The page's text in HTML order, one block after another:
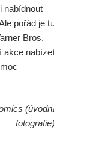
nabídnout
pořád je tu
Bros.
akce nabízet
(úvodní
fotografie)